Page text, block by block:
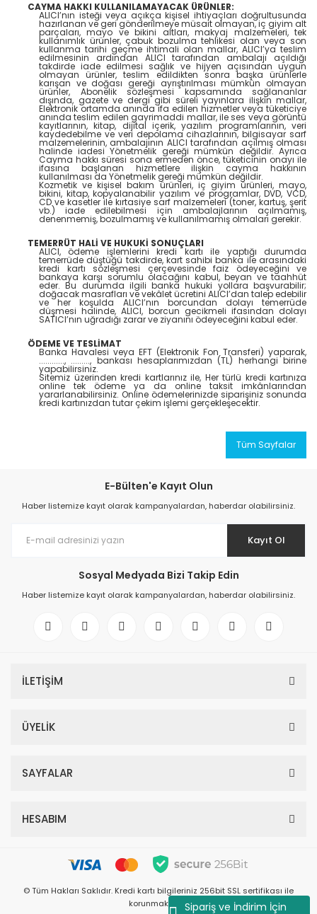
Sipariş ve İndirim İçin
CAYMA HAKKI KULLANILAMAYACAK ÜRÜNLER:
ALICI’nın isteği veya açıkça kişisel ihtiyaçları doğrultusunda
hazırlanan ve geri gönderilmeye müsait olmayan, iç giyim alt
parçaları, mayo ve bikini altları, makyaj malzemeleri, tek
kullanımlık ürünler, çabuk bozulma tehlikesi olan veya son
kullanma tarihi geçme ihtimali olan mallar, ALICI’ya teslim
edilmesinin ardından ALICI tarafından ambalajı açıldığı
takdirde iade edilmesi sağlık ve hijyen açısından uygun
olmayan ürünler, teslim edildikten sonra başka ürünlerle
karışan ve doğası gereği ayrıştırılması mümkün olmayan
ürünler, Abonelik sözleşmesi kapsamında sağlananlar
dışında, gazete ve dergi gibi süreli yayınlara ilişkin mallar,
Elektronik ortamda anında ifa edilen hizmetler veya tüketiciye
anında teslim edilen gayrimaddi mallar, ile ses veya görüntü
kayıtlarının, kitap, dijital içerik, yazılım programlarının, veri
kaydedebilme ve veri depolama cihazlarının, bilgisayar sarf
malzemelerinin, ambalajının ALICI tarafından açılmış olması
halinde iadesi Yönetmelik gereği mümkün değildir. Ayrıca
Cayma hakkı süresi sona ermeden önce, tüketicinin onayı ile
ifasına başlanan hizmetlere ilişkin cayma hakkının
kullanılması da Yönetmelik gereği mümkün değildir.
Kozmetik ve kişisel bakım ürünleri, iç giyim ürünleri, mayo,
bikini, kitap, kopyalanabilir yazılım ve programlar, DVD, VCD,
CD ve kasetler ile kırtasiye sarf malzemeleri (toner, kartuş, şerit
vb.) iade edilebilmesi için ambalajlarının açılmamış,
denenmemiş, bozulmamış ve kullanılmamış olmaları gerekir.
TEMERRÜT HALİ VE HUKUKİ SONUÇLARI
ALICI, ödeme işlemlerini kredi kartı ile yaptığı durumda
temerrüde düştüğü takdirde, kart sahibi banka ile arasındaki
kredi kartı sözleşmesi çerçevesinde faiz ödeyeceğini ve
bankaya karşı sorumlu olacağını kabul, beyan ve taahhüt
eder. Bu durumda ilgili banka hukuki yollara başvurabilir;
doğacak masrafları ve vekâlet ücretini ALICI’dan talep edebilir
ve her koşulda ALICI’nın borcundan dolayı temerrüde
düşmesi halinde, ALICI, borcun gecikmeli ifasından dolayı
SATICI’nın uğradığı zarar ve ziyanını ödeyeceğini kabul eder.
ÖDEME VE TESLİMAT
Banka Havalesi veya EFT (Elektronik Fon Transferi) yaparak,
............, ........., bankası hesaplarımızdan (TL) herhangi birine
yapabilirsiniz.
Sitemiz üzerinden kredi kartlarınız ile, Her türlü kredi kartınıza
online tek ödeme ya da online taksit imkânlarından
yararlanabilirsiniz. Online ödemelerinizde siparişiniz sonunda
kredi kartınızdan tutar çekim işlemi gerçekleşecektir.
Tüm Sayfalar
E-Bülten'e Kayıt Olun
Haber listemize kayıt olarak kampanyalardan, haberdar olabilirsiniz.
Kayıt Ol
Sosyal Medyada Bizi Takip Edin
Haber listemize kayıt olarak kampanyalardan, haberdar olabilirsiniz.
İLETİŞİM
ÜYELİK
SAYFALAR
HESABIM
© Tüm Hakları Saklıdır. Kredi kartı bilgileriniz 256bit SSL sertifikası ile
korunmaktadır.